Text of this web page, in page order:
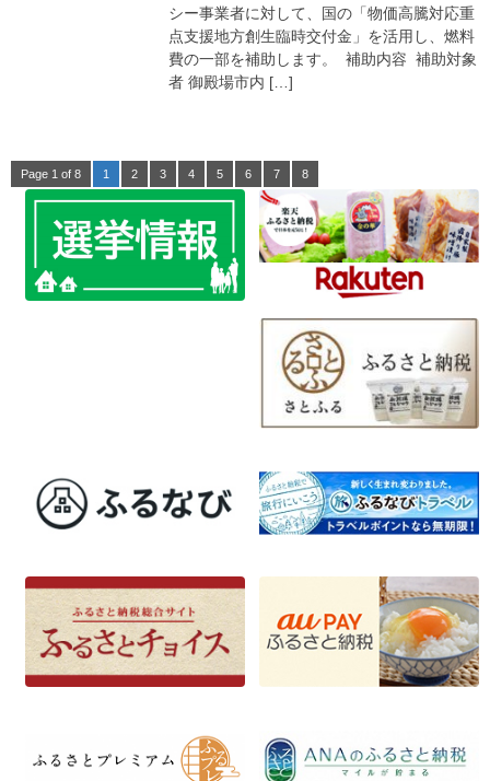
シー事業者に対して、国の「物価高騰対応重
点支援地方創生臨時交付金」を活用し、燃料
費の一部を補助します。 補助内容 補助対象
者 御殿場市内 […]
Page 1 of 8 1 2 3 4 5 6 7 8